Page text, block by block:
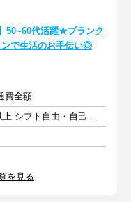
50~60代活躍★ブランク
で生活のお手伝い◎
費全額
週2日以上 1日6時間以上 シフト自由・自己申告
を見る